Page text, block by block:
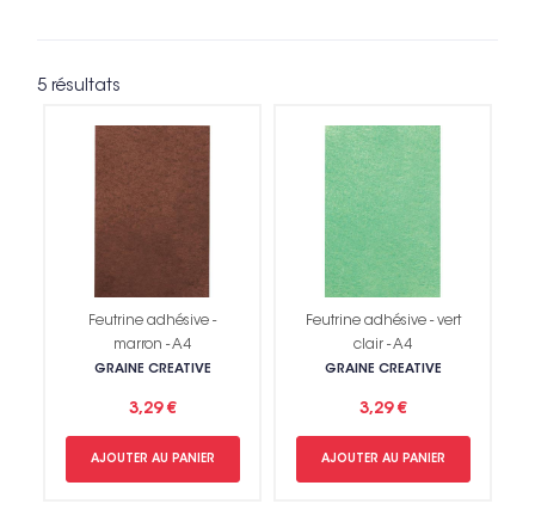
5 résultats
Feutrine adhésive -
marron - A4
GRAINE CREATIVE
3,29 €
AJOUTER AU PANIER
Feutrine adhésive - vert
clair - A4
GRAINE CREATIVE
3,29 €
AJOUTER AU PANIER